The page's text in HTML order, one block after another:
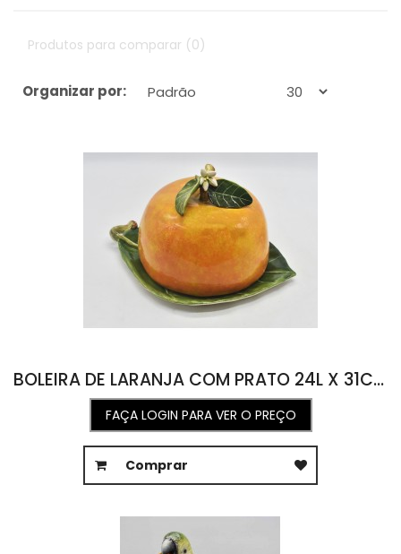
Produtos para comparar (0)
Organizar por:
BOLEIRA DE LARANJA COM PRATO 24L X 31C X 18A
FAÇA LOGIN PARA VER O PREÇO
Comprar